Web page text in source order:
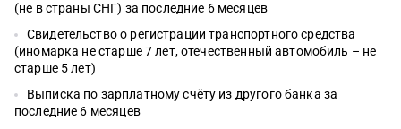
(не в страны СНГ) за последние 6 месяцев
Свидетельство о регистрации транспортного средства
(иномарка не старше 7 лет, отечественный автомобиль – не
старше 5 лет)
Выписка по зарплатному счёту из другого банка за
последние 6 месяцев